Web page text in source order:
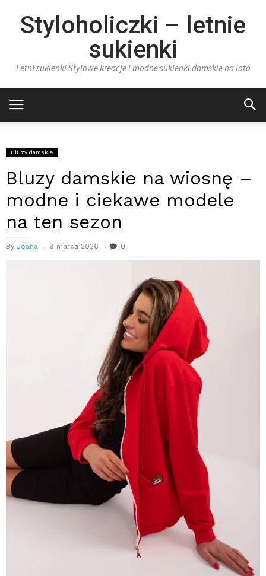
Styloholiczki – letnie
sukienki
Letni sukienki Stylowe kreacje i modne sukienki damskie na lato
Bluzy damskie
Bluzy damskie na wiosnę –
modne i ciekawe modele
na ten sezon
By Joana 9 marca 2026 0